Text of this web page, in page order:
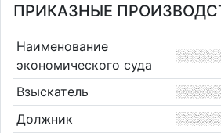
ПРИКАЗНЫЕ
Наименование
экономического суда
Взыскатель
Должник